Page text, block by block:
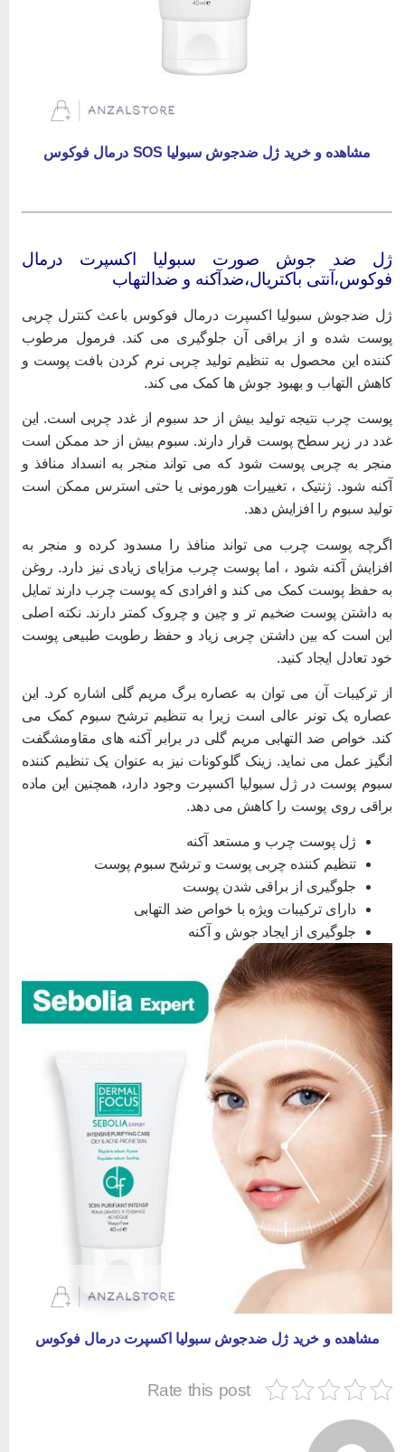
مشاهده و خرید ژل ضدجوش سبولیا SOS درمال فوکوس
ضد جوش صورت سبولیا اکسپرت درمال
باکتریال،ضدآکنه و ضدالتهاب
ضدجوش سبولیا اکسپرت درمال فوکوس باعث کنترل چربی
شده و از براقی آن جلوگیری می کند. فرمول مرطوب
این محصول به تنظیم تولید چربی نرم کردن بافت پوست و
التهاب و بهبود جوش ها کمک می کند.
چرب نتیجه تولید بیش از حد سبوم از غدد چربی است. این
در زیر سطح پوست قرار دارند. سبوم بیش از حد ممکن است
به چربی پوست شود که می تواند منجر به انسداد منافذ و
شود. ژنتیک ، تغییرات هورمونی یا حتی استرس ممکن است
سبوم را افزایش دهد.
پوست چرب می تواند منافذ را مسدود کرده و منجر به
آکنه شود ، اما پوست چرب مزایای زیادی نیز دارد. روغن
حفظ پوست کمک می کند و افرادی که پوست چرب دارند تمایل
داشتن پوست ضخیم تر و چین و چروک کمتر دارند. نکته اصلی
است که بین داشتن چربی زیاد و حفظ رطوبت طبیعی پوست
تعادل ایجاد کنید.
ترکیبات آن می توان به عصاره برگ مریم گلی اشاره کرد. این
یک تونر عالی است زیرا به تنظیم ترشح سبوم کمک می
خواص ضد التهابی مریم گلی در برابر آکنه های مقاومشگفت
عمل می نماید. زینک گلوکونات نیز به عنوان یک تنظیم کننده
پوست در ژل سبولیا اکسپرت وجود دارد، همچنین این ماده
روی پوست را کاهش می دهد.
ژل پوست چرب و مستعد آکنه
تنظیم کننده چربی پوست و ترشح سبوم پوست
جلوگیری از براقی شدن پوست
دارای ترکیبات ویژه با خواص ضد التهابی
جلوگیری از ایجاد جوش و آکنه
مشاهده و خرید ژل ضدجوش سبولیا اکسپرت درمال فوکوس
Rate this post